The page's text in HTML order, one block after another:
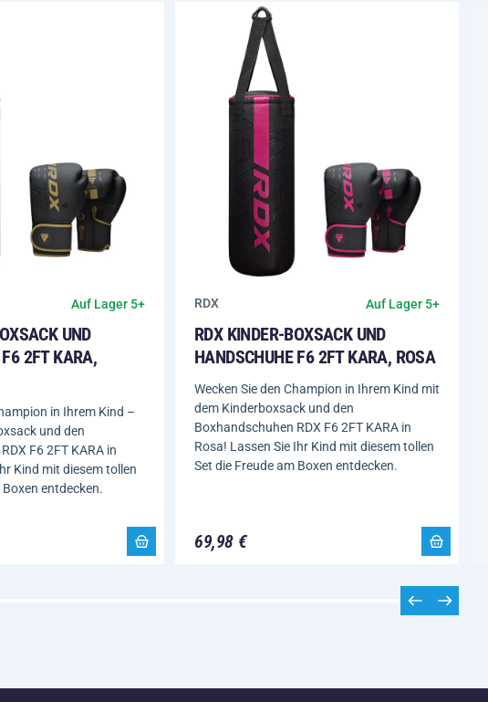
Auf Lager 5+
UND
2FT KARA,
in Ihrem Kind –
und den
F6 2FT KARA in
Kind mit diesem tollen
entdecken.
RDX Auf Lager 5+
RDX KINDER-BOXSACK UND
HANDSCHUHE F6 2FT KARA, ROSA
Wecken Sie den Champion in Ihrem Kind mit
dem Kinderboxsack und den
Boxhandschuhen RDX F6 2FT KARA in
Rosa! Lassen Sie Ihr Kind mit diesem tollen
Set die Freude am Boxen entdecken.
69,98 €